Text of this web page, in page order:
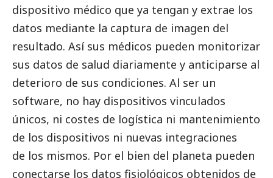
dispositivo médico que ya tengan y extrae los
datos mediante la captura de imagen del
resultado. Así sus médicos pueden monitorizar
sus datos de salud diariamente y anticiparse al
deterioro de sus condiciones. Al ser un
software, no hay dispositivos vinculados
únicos, ni costes de logística ni mantenimiento
de los dispositivos ni nuevas integraciones
de los mismos. Por el bien del planeta pueden
conectarse los datos fisiológicos obtenidos de